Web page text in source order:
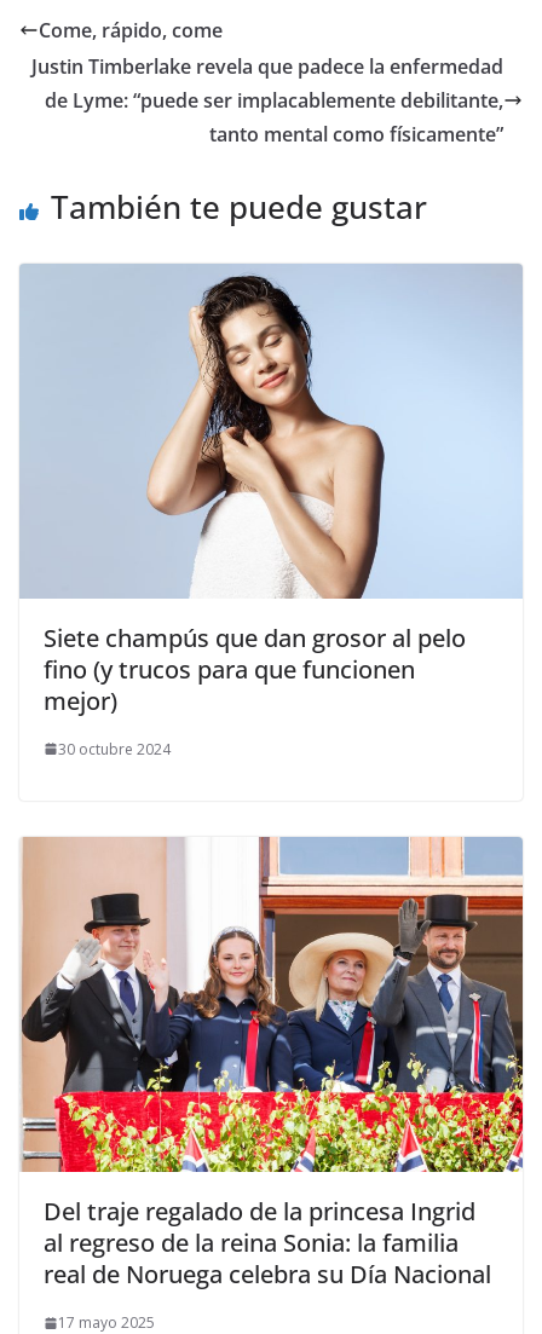
​Come, rápido, come
Justin Timberlake revela que padece la enfermedad
de Lyme: “puede ser implacablemente debilitante,
tanto mental como físicamente”
También te puede gustar
​Siete champús que dan grosor al pelo
fino (y trucos para que funcionen
mejor)
30 octubre 2024
​Del traje regalado de la princesa Ingrid
al regreso de la reina Sonia: la familia
real de Noruega celebra su Día Nacional
17 mayo 2025